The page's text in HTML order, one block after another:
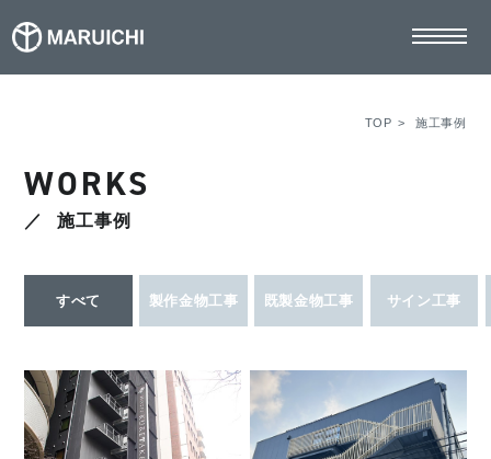
マルイチの強み
事業案内
施工事例
お知らせ
採用情報
社員インタビュー
TOP 施工事例
WORKS
施工事例
すべて 製作金物工事 既製金物工事 サイン工事